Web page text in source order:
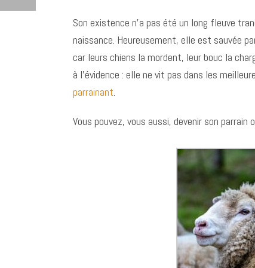
Son existence n’a pas été un long fleuve
naissance. Heureusement, elle est sauvée
car leurs chiens la mordent, leur bouc la
à l’évidence : elle ne vit pas dans les
parrainant.
Vous pouvez, vous aussi, devenir son parrain